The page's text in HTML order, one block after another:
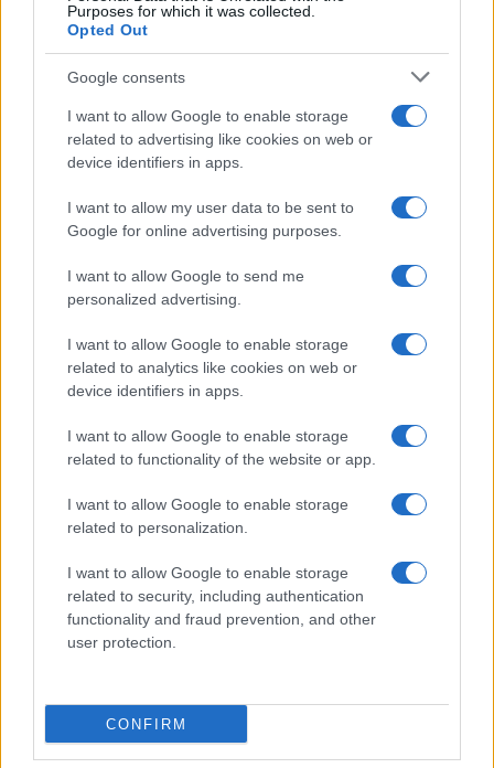
Purposes for which it was collected.
Opted Out
Google consents
I want to allow Google to enable storage
related to advertising like cookies on web or
device identifiers in apps.
I want to allow my user data to be sent to
Google for online advertising purposes.
I want to allow Google to send me
personalized advertising.
I want to allow Google to enable storage
related to analytics like cookies on web or
device identifiers in apps.
I want to allow Google to enable storage
related to functionality of the website or app.
I want to allow Google to enable storage
related to personalization.
I want to allow Google to enable storage
related to security, including authentication
functionality and fraud prevention, and other
user protection.
CONFIRM